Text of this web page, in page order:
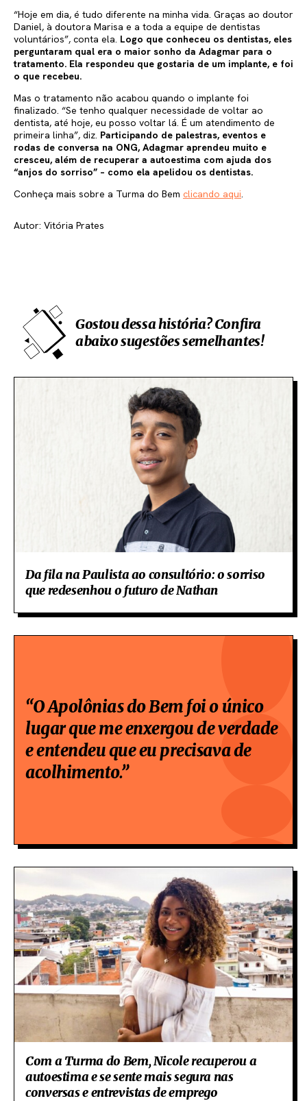
“Hoje em dia, é tudo diferente na minha vida. Graças ao doutor
Daniel, à doutora Marisa e a toda a equipe de dentistas
voluntários”, conta ela. Logo que conheceu os dentistas, eles
perguntaram qual era o maior sonho da Adagmar para o
tratamento. Ela respondeu que gostaria de um implante, e foi
o que recebeu.
Mas o tratamento não acabou quando o implante foi
finalizado. “Se tenho qualquer necessidade de voltar ao
dentista, até hoje, eu posso voltar lá. É um atendimento de
primeira linha”, diz. Participando de palestras, eventos e
rodas de conversa na ONG, Adagmar aprendeu muito e
cresceu, além de recuperar a autoestima com ajuda dos
“anjos do sorriso” – como ela apelidou os dentistas.
Conheça mais sobre a Turma do Bem clicando aqui.
Autor: Vitória Prates
Gostou dessa história? Confira
abaixo sugestões semelhantes!
Da fila na Paulista ao consultório: o sorriso
que redesenhou o futuro de Nathan
“O Apolônias do Bem foi o único
lugar que me enxergou de verdade
e entendeu que eu precisava de
acolhimento.”
Com a Turma do Bem, Nicole recuperou a
autoestima e se sente mais segura nas
conversas e entrevistas de emprego